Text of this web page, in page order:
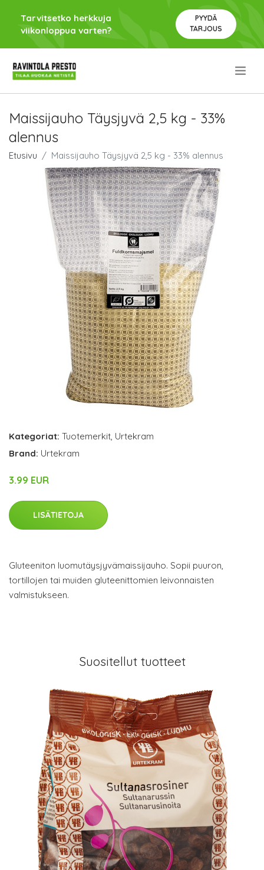
Tarvitsetko herkkuja
viikonloppua varten?
PYYDÄ
TARJOUS
Maissijauho Täysjyvä 2,5 kg - 33%
alennus
Etusivu Maissijauho Täysjyvä 2,5 kg - 33% alennus
Kategoriat: Tuotemerkit, Urtekram
Brand: Urtekram
3.99 EUR
LISÄTIETOJA
Gluteeniton luomutäysjyvämaissijauho. Sopii puuron,
tortillojen tai muiden gluteenittomien leivonnaisten
valmistukseen.
Suositellut tuotteet